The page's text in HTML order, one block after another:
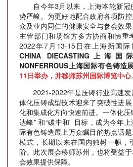
自今年3月以来，上海本轮新
势严峻。为更好地配合政府各项防
众及业内同仁的健康安全与参会效
主管部门和场馆方多方协商和慎重
2022年7月13-15日在上海新国
CHINA DIECASTING上海
NONFERROUS上海国际有色铸造
11日举办，并移师苏州国际博览中心。
2021-2022年是压铸行业高速
体化压铸成型技术迎来了突破性进
化和集成化方向快速前进。一体化压
达峰” 和“碳中和” 目标，成为今年
际有色铸造展上万众瞩目的热点话
模式，长期以来在国内独树一帜，
阶。此次展会移师苏州，也将受益
会效果提供保障。